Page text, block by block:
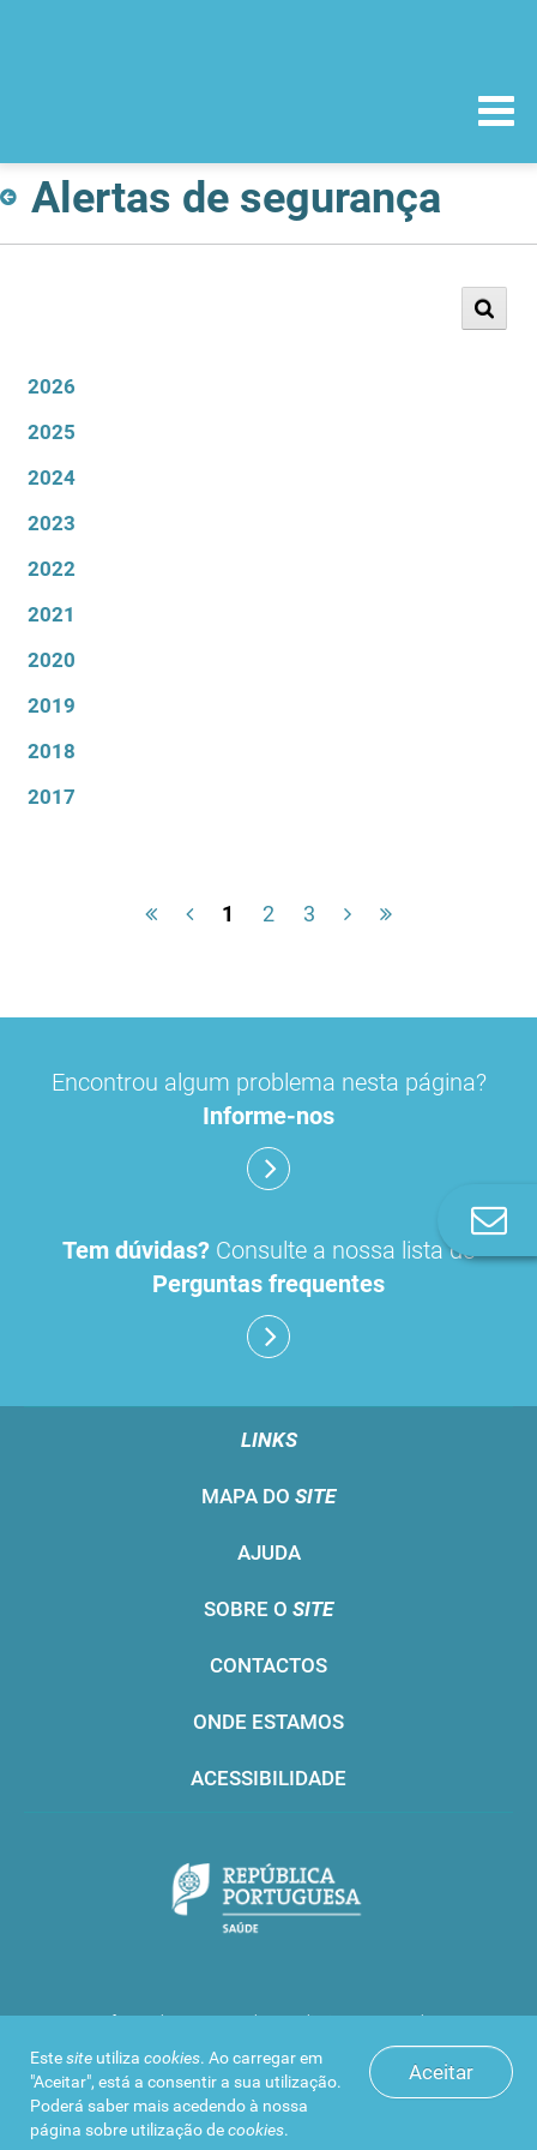
Alertas de segurança
2026
2025
2024
2023
2022
2021
2020
2019
2018
2017
1 2 3
Aceitar
Estesite utiliza cookies. Ao carregar em
"Aceitar", está a consentir a sua utilização.
Poderá saber mais acedendo à nossa
página sobre utilização decookies.
Encontrou algum problema nesta página?
Informe-nos
Tem dúvidas? Consulte a nossa lista de
Perguntas frequentes
LINKS
MAPA DO SITE
AJUDA
SOBRE O SITE
CONTACTOS
ONDE ESTAMOS
ACESSIBILIDADE
Infarmed © 2016. Todos os direitos reservados